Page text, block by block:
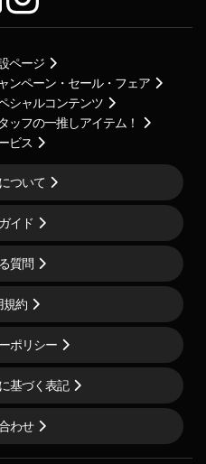
ページ
ンペーン・セール・フェア
シャルコンテンツ
ッフの一推しアイテム！
ビス
ついて
イド
質問
規約
ポリシー
基づく表記
わせ